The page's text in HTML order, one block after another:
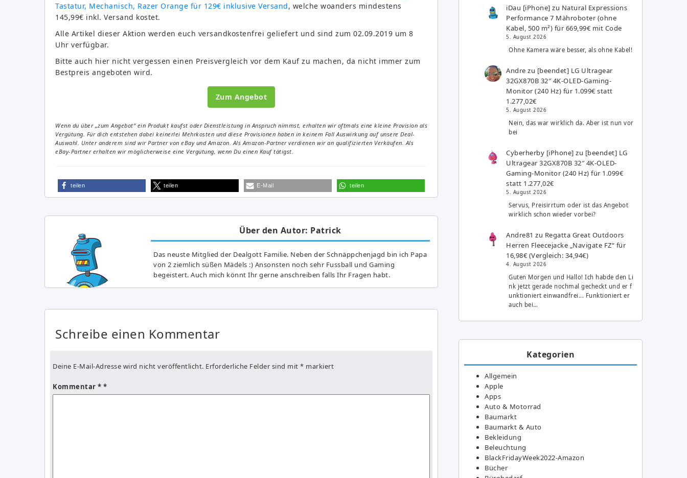
Tastatur, Mechanisch, Razer Orange für 129€ inklusive Versand, welche woanders mindestens
145,99€ inkl. Versand kostet.
Alle Artikel dieser Aktion werden euch versandkostenfrei geliefert und sind zum 02.09.2019 um 8
Uhr verfügbar.
Bitte auch hier nicht vergessen einen Preisvergleich vor dem Kauf zu machen, da nicht immer zum
Bestpreis angeboten wird.
Zum Angebot
Wenn du über „zum Angebot“ ein Produkt kaufst oder Dienstleistung in Anspruch nimmst, erhalten wir oftmals eine kleine Provision als
Vergütung. Für dich entstehen dabei keinerlei Mehrkosten und diese Provisionen haben in keinem Fall Auswirkung auf unsere Deal-
Auswahl. Unter anderem sind wir Partner von eBay und Amazon. Als Amazon-Partner verdienen wir an qualifizierten Verkäufen. Als
eBay-Partner erhalten wir möglicherweise eine Vergütung, wenn Du einen Kauf tätigst.
teilen teilen E-Mail teilen
Über den Autor: Patrick
Das neuste Mitglied der Dealgott Familie. Neben der Schnäppchenjagd bin ich Papa
von 2 ziemlich süßen Mädels :) Ansonsten noch sehr Fussball und Gaming
begeistert. Auch mich könnt Ihr gerne anschreiben falls Ihr Fragen habt.
Schreibe einen Kommentar
Deine E-Mail-Adresse wird nicht veröffentlicht. Erforderliche Felder sind mit * markiert
Kommentar *
iDau [iPhone] zu Natural Expressions
Performance 7 Mähroboter (ohne
Kabel, 500 m²) für 669,99€ mit Code
5. August 2026
Ohne Kamera wäre besser, als ohne Kabel!
Andre zu [beendet] LG Ultragear
32GX870B 32″ 4K-OLED-Gaming-
Monitor (240 Hz) für 1.099€ statt
1.277,02€
5. August 2026
Nein, das war wirklich da. Aber ist nun vor
bei
Cyberherby [iPhone] zu [beendet] LG
Ultragear 32GX870B 32″ 4K-OLED-
Gaming-Monitor (240 Hz) für 1.099€
statt 1.277,02€
5. August 2026
Servus, Preisirrtum oder ist das Angebot
wirklich schon wieder vorbei?
Andre81 zu Regatta Great Outdoors
Herren Fleecejacke „Navigate FZ“ für
16,98€ (Vergleich: 34,94€)
4. August 2026
Guten Morgen und Hallo! Ich habde den Li
nk jetzt gerade nochmal gecheckt und er f
unktioniert einwandfrei... Funktioniert er
auch bei…
Kategorien
Allgemein
Apple
Apps
Auto & Motorrad
Baumarkt
Baumarkt & Auto
Bekleidung
Beleuchtung
BlackFridayWeek2022-Amazon
Bücher